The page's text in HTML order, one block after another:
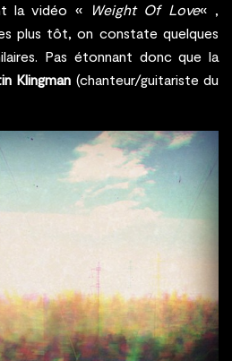
la vidéo «
Weight Of Love« ,
plus tôt, on constate quelques
Pas étonnant donc que la
Klingman (chanteur/guitariste du